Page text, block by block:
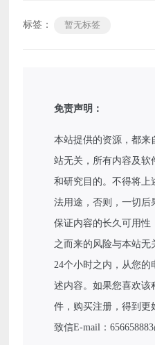
标签： 暂无标签
免责声明：
本站提供的资源，都来
站无关，所有内容及软
和研究目的。不得将上
法用途，否则，一切后
保证内容的长久可用性
之而来的风险与本站无
24个小时之内，从您的
述内容。如果您喜欢该
件，购买注册，得到更
致信E-mail：